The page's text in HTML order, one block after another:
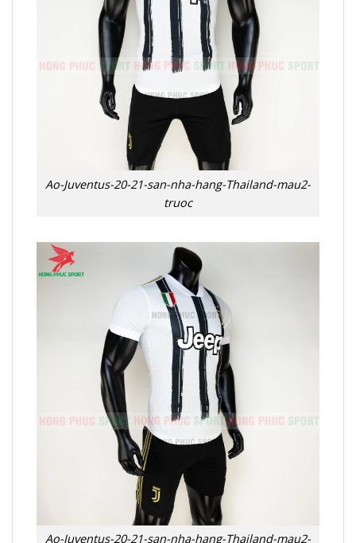
Ao-Juventus-20-21-san-nha-hang-Thailand-mau2-
truoc
Ao-Juventus-20-21-san-nha-hang-Thailand-mau2-